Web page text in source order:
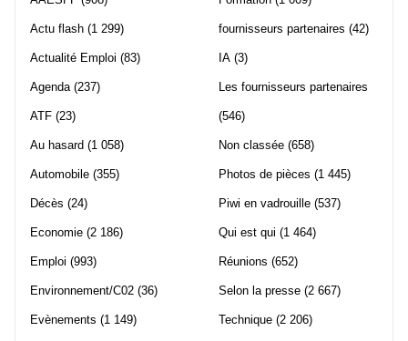
Actu flash (1 299)
Actualité Emploi (83)
Agenda(237)
ATF (23)
Au hasard (1 058)
Automobile (355)
Décès (24)
Economie (2 186)
Emploi (993)
Environnement/C02 (36)
Evènements (1 149)
fournisseurs partenaires (42)
IA (3)
Les fournisseurs partenaires
(546)
Non classée (658)
Photos de pièces (1 445)
Piwi en vadrouille (537)
Qui est qui (1 464)
Réunions (652)
Selon la presse (2 667)
Technique (2 206)